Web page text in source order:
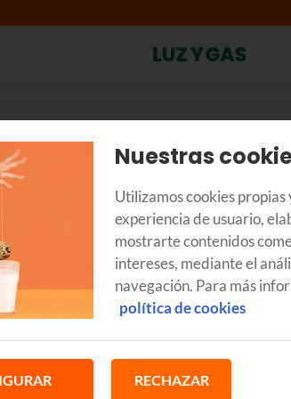
mi instalación
cambiarte a Euskaltel LUZ y GAS. El
posibilidad de contratar los servicios de
actualidad.
a los particulares, también a los
estos casos existe la tarifa para negocios y
en el que se produzca el consumo, con
Nuestras
Utilizamos cookies
experiencia de usuario,
mostrarte contenidos
intereses, mediante el
navegación. Para más
política de cookies
RECHAZAR